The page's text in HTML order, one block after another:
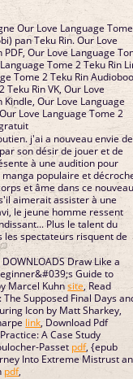
Our Love Language
pan Teku Rin. Our Love
PDF, Our Love Language
Tome 2 Teku Rin
Tome 2 Teku Rin
Teku Rin VK, Our Love
Kindle, Our Love Language
Love Language Tome 2
j'ai a nouveau envie de
son désir de jouer et de
à une audition pour
populaire et
et âme dans ce
aimerait assister à une
le jeune homme ressent
Plus le talent du
les spectateurs risquent de
Draw Like a
Guide to
Marcel Kuhnsite, Read
Supposed Final Days
Icon by Matt Sharkey,
link, Download Pdf
A Case Study
Passet pdf, {epub
Into Extreme Mistrust
pdf,